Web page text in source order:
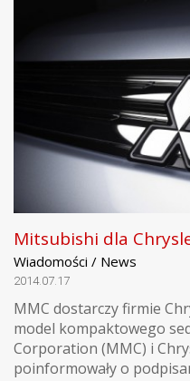
Mitsubishi dla
Wiadomości / News
2014.07.17
MMC dostarczy firmie
model kompaktowego
Corporation (MMC) i
poinformowały o